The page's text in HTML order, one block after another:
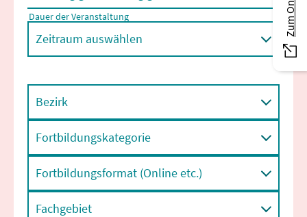
Eintägige und/oder mehrtägige Veranstaltungen
Dauer der Veranstaltung
Zeitraum auswählen
Bezirk
Fortbildungskategorie
Fortbildungsformat (Online etc.)
Fachgebiet